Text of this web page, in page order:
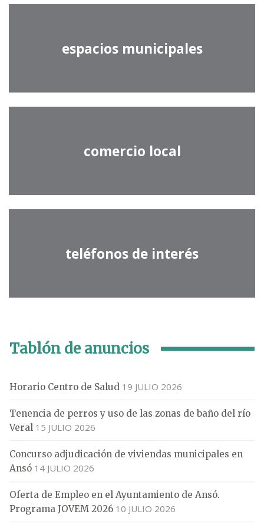
espacios municipales
comercio local
teléfonos de interés
Tablón de anuncios
Horario Centro de Salud 19 JULIO 2026
Tenencia de perros y uso de las zonas de baño del río
Veral 15 JULIO 2026
Concurso adjudicación de viviendas municipales en
Ansó 14 JULIO 2026
Oferta de Empleo en el Ayuntamiento de Ansó.
Programa JOVEM 2026 10 JULIO 2026